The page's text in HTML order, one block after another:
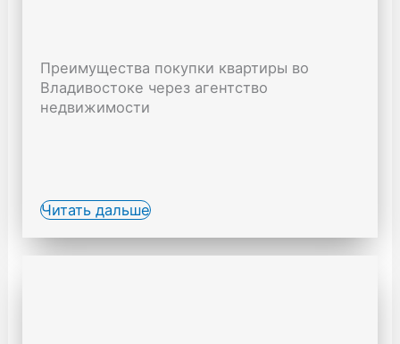
Преимущества покупки квартиры во
Владивостоке через агентство
недвижимости
Читать дальше